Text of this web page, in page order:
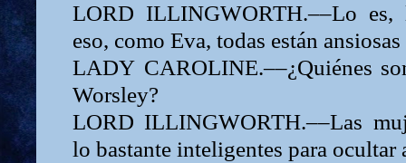
LORD ILLINGWORTH.––Lo es,
eso, como Eva, todas están
LADY CAROLINE.––¿Quiénes
Worsley?
LORD ILLINGWORTH.––Las
lo bastante inteligentes para ocultar